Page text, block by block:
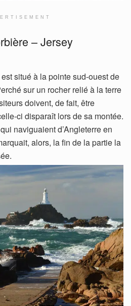
– Jersey
situé à la pointe sud-ouest de
sur un rocher relié à la terre
doivent, de fait, être
ci disparaît lors de sa montée.
naviguaient d’Angleterre en
alors, la fin de la partie la